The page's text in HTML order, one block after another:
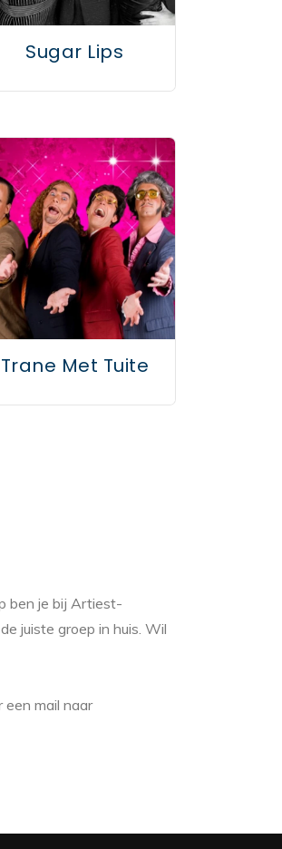
Sugar Lips
Trane Met Tuite
ben je bij Artiest-
juiste groep in huis. Wil
een mail naar